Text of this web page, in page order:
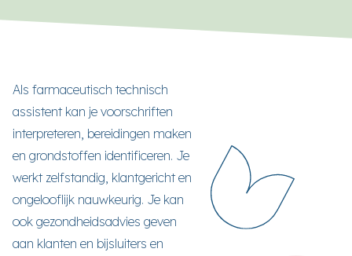
Als farmaceutisch technisch
assistent kan je voorschriften
interpreteren, bereidingen maken
en grondstoffen identificeren. Je
werkt zelfstandig, klantgericht en
ongelooflijk nauwkeurig. Je kan
ook gezondheidsadvies geven
aan klanten en bijsluiters en